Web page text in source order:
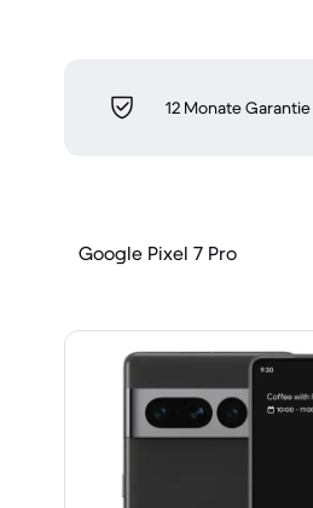
12 Monate Garantie
Google Pixel 7 Pro